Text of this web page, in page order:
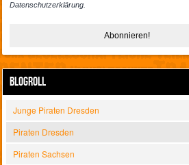
Datenschutzerklärung.
BLOGROLL
Junge Piraten Dresden
Piraten Dresden
Piraten Sachsen